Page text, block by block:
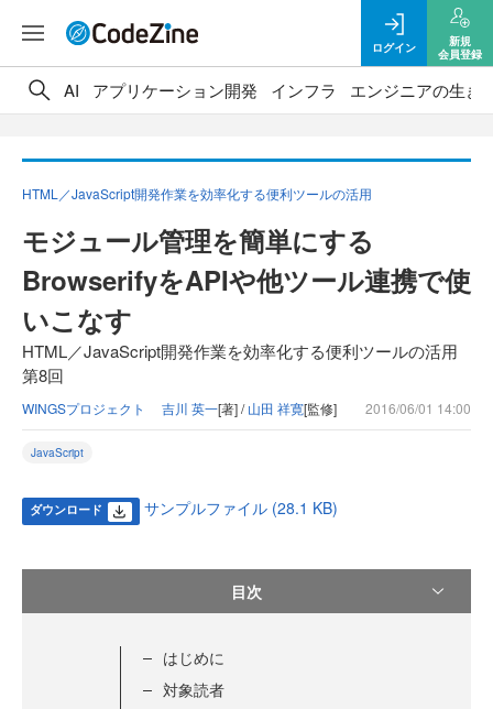
ログイン
新規
会員登録
AI アプリケーション開発 インフラ エンジニアの生き
HTML／JavaScript開発作業を効率化する便利ツールの活用
モジュール管理を簡単にする
BrowserifyをAPIや他ツール連携で使
いこなす
HTML／JavaScript開発作業を効率化する便利ツールの活用
第8回
WINGSプロジェクト 吉川 英一[著] /山田 祥寛[監修] 2016/06/01 14:00
JavaScript
ダウンロード サンプルファイル (28.1 KB)
目次
はじめに
対象読者